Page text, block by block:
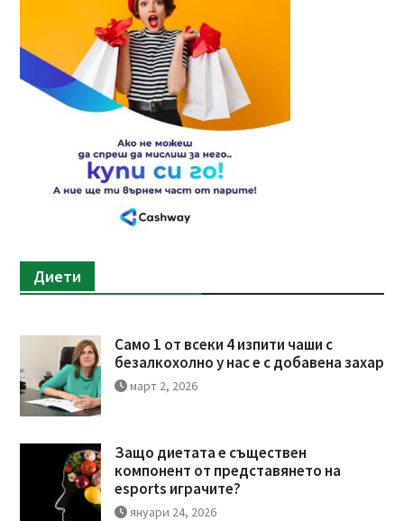
Диети
Само 1 от всеки 4 изпити чаши с
безалкохолно у нас е с добавена захар
март 2, 2026
Защо диетата е съществен
компонент от представянето на
esports играчите?
януари 24, 2026